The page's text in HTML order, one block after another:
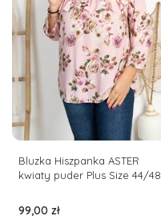
Bluzka Hiszpanka ASTER
kwiaty puder Plus Size 44/48
Cena
99,00 zł